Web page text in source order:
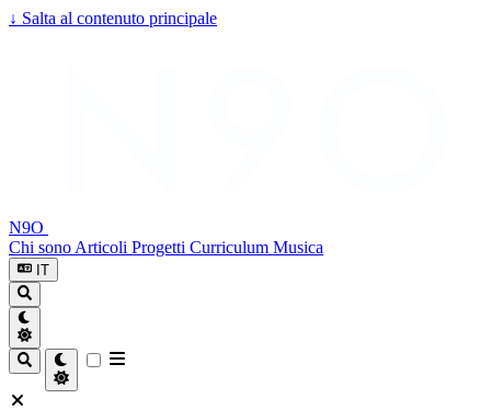
↓ Salta al contenuto principale
N9O
Chi sono Articoli Progetti Curriculum Musica
IT